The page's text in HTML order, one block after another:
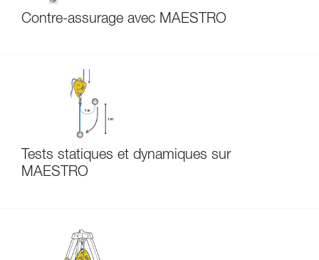
Contre-assurage avec MAESTRO
Tests statiques et dynamiques sur
MAESTRO